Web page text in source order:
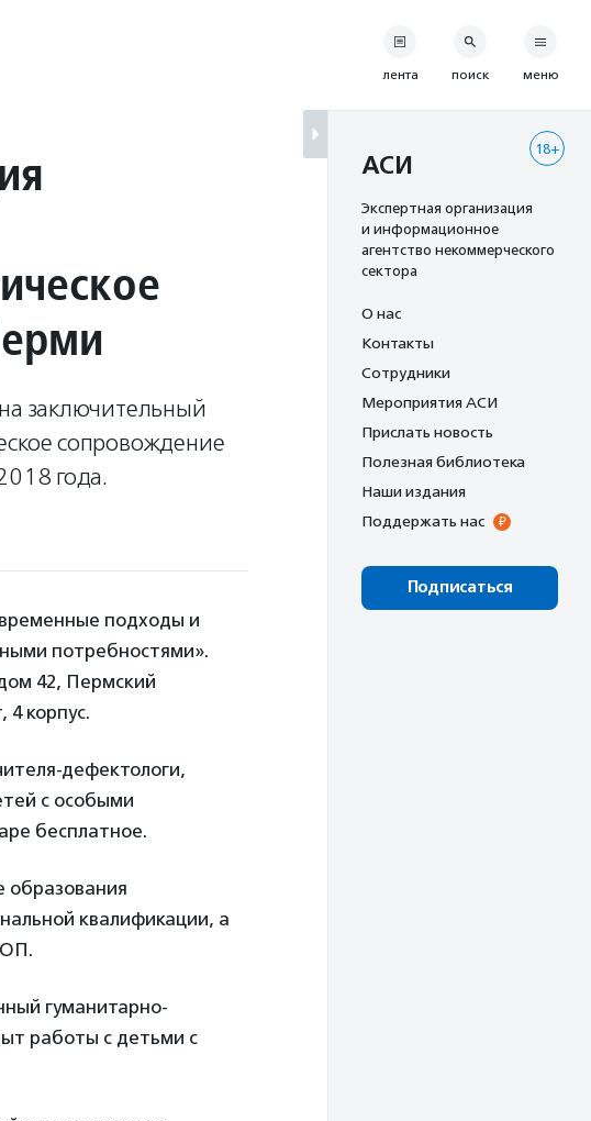
заключительный
сопровождение
года.
подходы и
потребностями».
42, Пермский
4 корпус.
дефектологи,
с особыми
бесплатное.
образования
квалификации, а
гуманитарно-
работы с детьми с
лента поиск меню
18+
АСИ
Экспертная организация
и информационное
агентство некоммерческого
сектора
О нас
Контакты
Сотрудники
Мероприятия АСИ
Прислать новость
Полезная библиотека
Наши издания
Поддержать нас
Подписаться